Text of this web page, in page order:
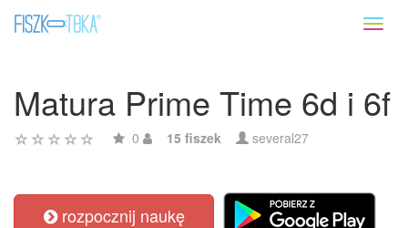
Matura Prime Time 6d i 6f
0 15 fiszek several27
rozpocznij naukę